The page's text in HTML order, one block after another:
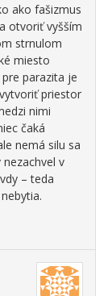
ako fašizmus
otvoriť vyšším
strnulom
miesto
parazita je
priestor
nimi
čaká
nemá silu sa
v
– teda